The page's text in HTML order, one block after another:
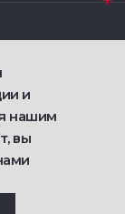
и
нашим
вы